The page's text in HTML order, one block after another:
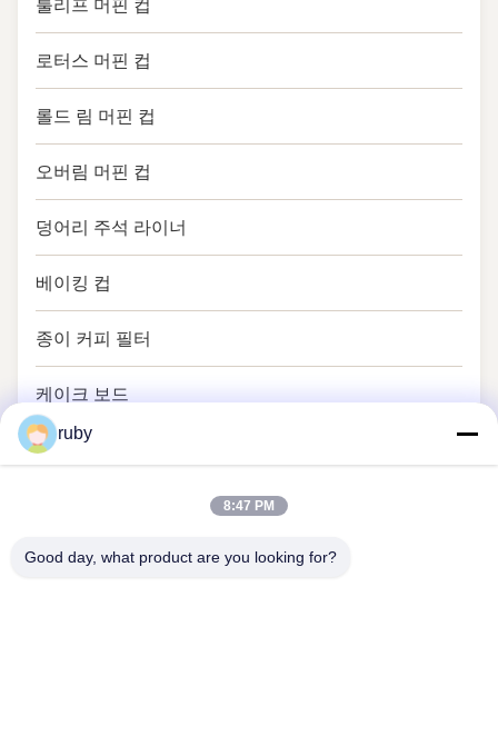
툴리프 머핀 컵
로터스 머핀 컵
롤드 림 머핀 컵
오버림 머핀 컵
덩어리 주석 라이너
베이킹 컵
종이 커피 필터
케이크 보드
굽기 논문
ruby
8:47 PM
Good day, what product are you looking for?